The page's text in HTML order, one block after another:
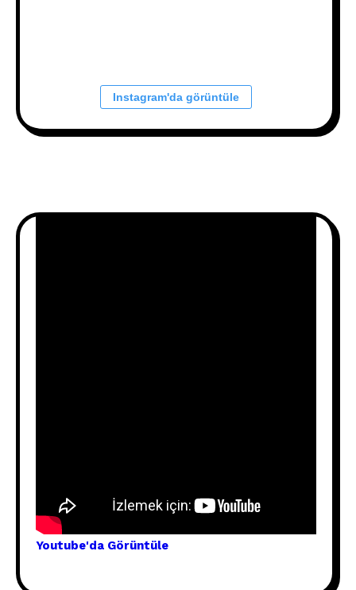
Instagram'da görüntüle
Youtube'da Görüntüle